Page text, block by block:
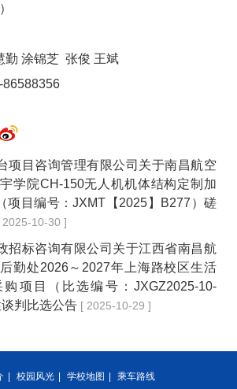
勤 涂锦芝 张俊 王斌
项目咨询管理有限公司关于南昌航空
学院CH-150无人机机体结构定制加
项目编号：JXMT【2025】B277）磋
2025-10-30 ]
招标咨询有限公司关于江西省南昌航
勤处2026～2027年上海路校区生活
项目（比选编号：JXGZ2025-10-
判比选公告 [ 2025-10-29 ]
校园风光 学校地图 乘车路线